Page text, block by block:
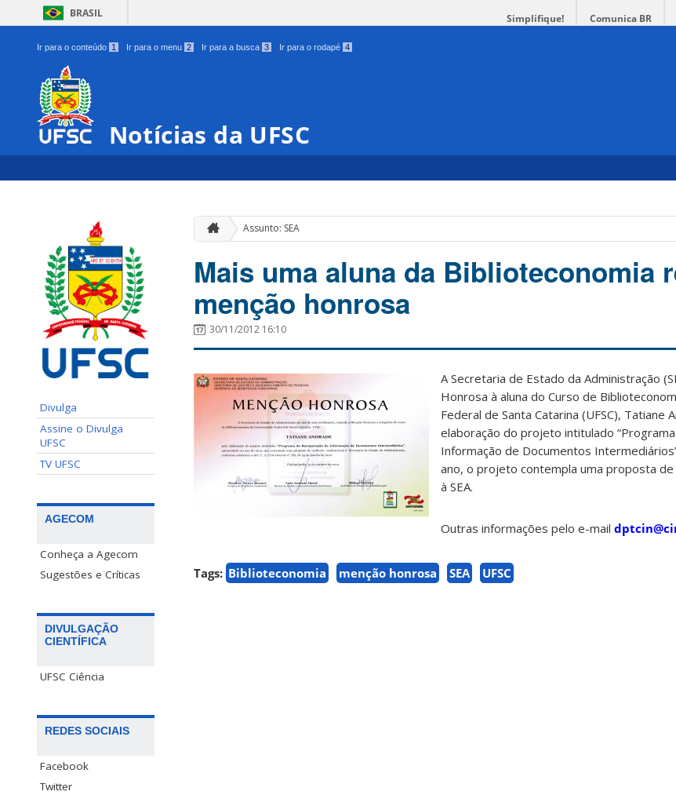
BRASIL Simplifique! Comunica BR
Ir para o conteúdo 1 Ir para o menu 2 Ir para a busca 3 Ir para o rodapé 4
Notícias da UFSC
Divulga
Assine o Divulga
UFSC
TV UFSC
AGECOM
Conheça a Agecom
Sugestões e Críticas
DIVULGAÇÃO
CIENTÍFICA
UFSC Ciência
REDES SOCIAIS
Facebook
Twitter
Assunto: SEA
Mais uma aluna da Biblioteconomia
menção honrosa
30/11/2012 16:10
A Secretaria de Estado da Administração
Honrosa à aluna do Curso de
Federal de Santa Catarina (UFSC), Tatiane
elaboração do projeto intitulado
Informação de Documentos
ano, o projeto contempla uma proposta de
à SEA.
Outras informações pelo e-mail
Tags: Biblioteconomia menção honrosa SEA UFSC